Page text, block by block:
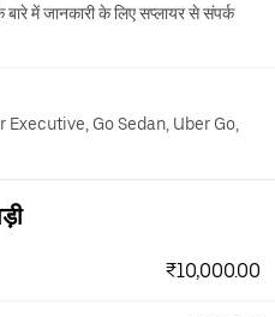
में जानकारी के लिए सप्लायर से संपर्क
Go Sedan, Uber Go,
₹10,000.00